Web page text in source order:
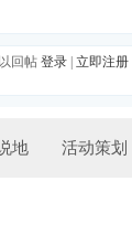
回帖 登录 立即注册
地 活动策划